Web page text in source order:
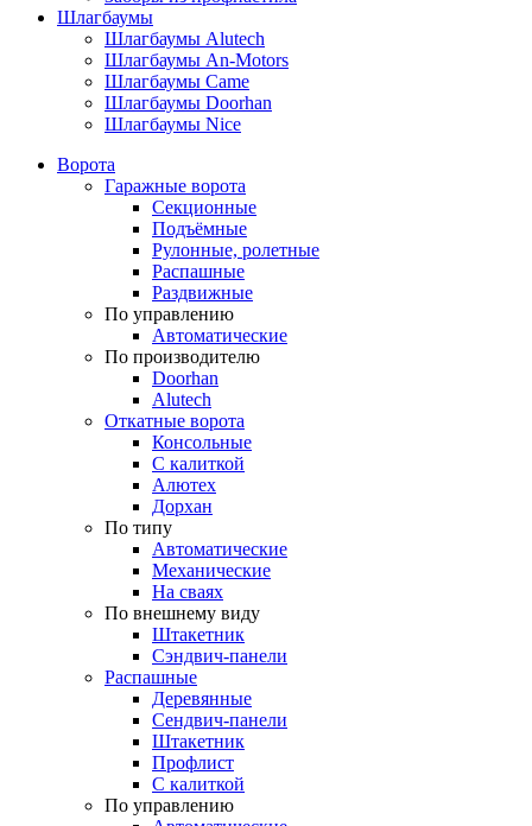
Шлагбаумы
Шлагбаумы Alutech
Шлагбаумы An-Motors
Шлагбаумы Came
Шлагбаумы Doorhan
Шлагбаумы Nice
Ворота
Гаражные ворота
Секционные
Подъёмные
Рулонные, ролетные
Распашные
Раздвижные
По управлению
Автоматические
По производителю
Doorhan
Alutech
Откатные ворота
Консольные
С калиткой
Алютех
Дорхан
По типу
Автоматические
Механические
На сваях
По внешнему виду
Штакетник
Сэндвич-панели
Распашные
Деревянные
Сендвич-панели
Штакетник
Профлист
С калиткой
По управлению